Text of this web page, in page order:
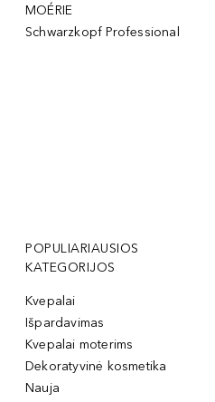
MOÉRIE
Schwarzkopf Professional
POPULIARIAUSIOS
KATEGORIJOS
Kvepalai
Išpardavimas
Kvepalai moterims
Dekoratyvinė kosmetika
Nauja